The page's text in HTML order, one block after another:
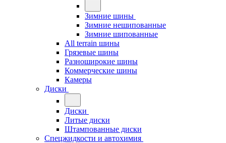
Зимние шины
Зимние нешипованные
Зимние шипованные
All terrain шины
Грязевые шины
Разноширокие шины
Коммерческие шины
Камеры
Диски
Диски
Литые диски
Штампованные диски
Спецжидкости и автохимия